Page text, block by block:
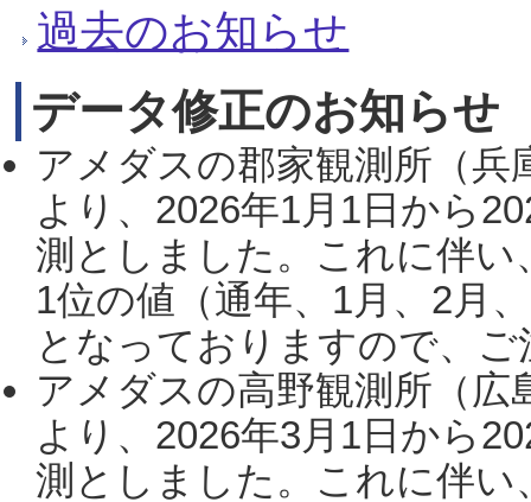
過去のお知らせ
データ修正のお知らせ
アメダスの郡家観測所（
より、2026年1月1日から
測としました。これに伴い
1位の値（通年、1月、2月
となっておりますので、
アメダスの高野観測所（
より、2026年3月1日から
測としました。これに伴い